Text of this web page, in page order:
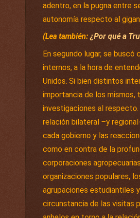
adentro, en la pugna entre
autonomía respecto al
(Lea también:¿Por qué a
En segundo lugar, se
internos, a la hora de
Unidos. Si bien distintos
importancia de los mismos,
investigaciones al
relación bilateral –y
cada gobierno y las
como en contra de la
corporaciones
organizaciones populares,
agrupaciones estudiantiles
circunstancia de las visitas